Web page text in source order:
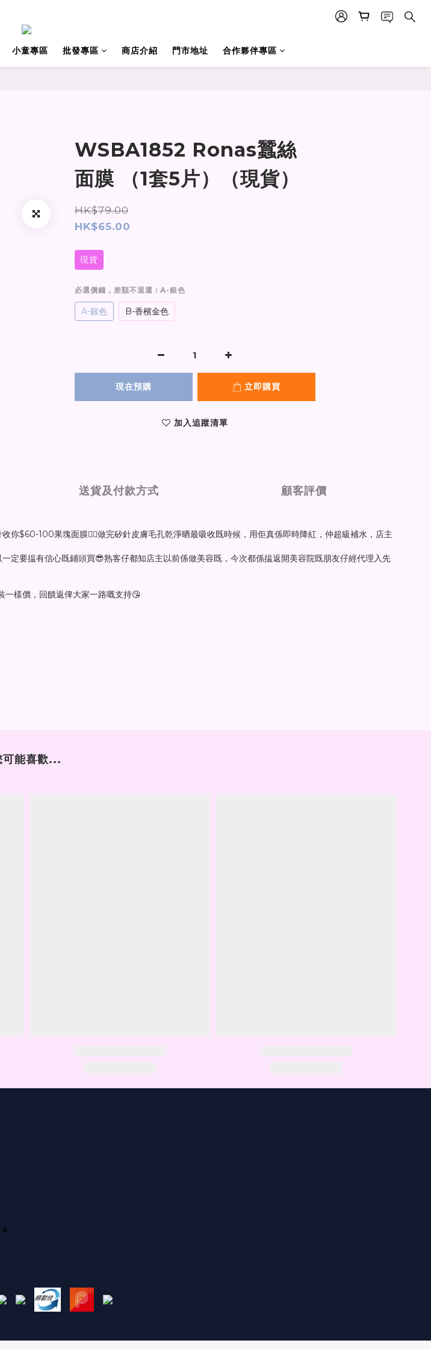
小童專區 批發專區 商店介紹 門市地址 合作夥伴專區
WSBA1852 Ronas蠶絲
面膜 （1套5片）（現貨）
HK$79.00
HK$65.00
現貨
必選價錢，差額不退還 : A-銀色
A-銀色 B-香檳金色
現在預購 立即購買
加入追蹤清單
送貨及付款方式 顧客評價
$60-100果塊面膜👍🏻做完矽針皮膚毛孔乾淨晒最吸收既時候，用佢真係即時降紅，仲超級補水，店主
定要揾有信心既鋪頭買😎熟客仔都知店主以前係做美容既，今次都係揾返開美容院既朋友仔經代理入先
一樣價，回饋返俾大家一路嘅支持😘
可能喜歡...